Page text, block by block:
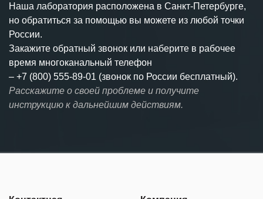
Наша лаборатория расположена в Санкт-Петербурге,
но обратиться за помощью вы можете из любой точки
России.
Закажите обратный звонок или наберите в рабочее
время многоканальный телефон
– +7 (800) 555-89-01 (звонок по России бесплатный).
Расскажите о своей проблеме и получите
инструкцию к дальнейшим действиям.